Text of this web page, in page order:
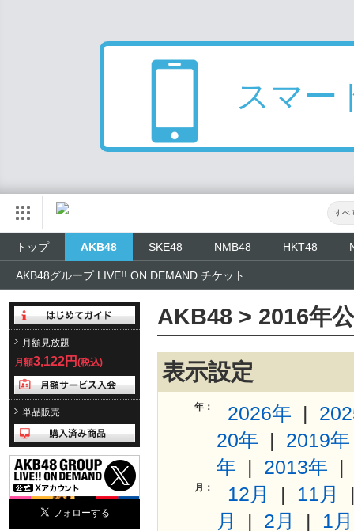
スマー
すべ
トップ AKB48 SKE48 NMB48 HKT48
AKB48グループ LIVE!! ON DEMAND チケット
月額見放題
月額3,122円 (税込)
単品販売
AKB48 > 2016年
表示設定
年： 2026年 |
20年 | 2019年
年 | 2013年
月： 12月 | 11月
月
| 2月 | 1月